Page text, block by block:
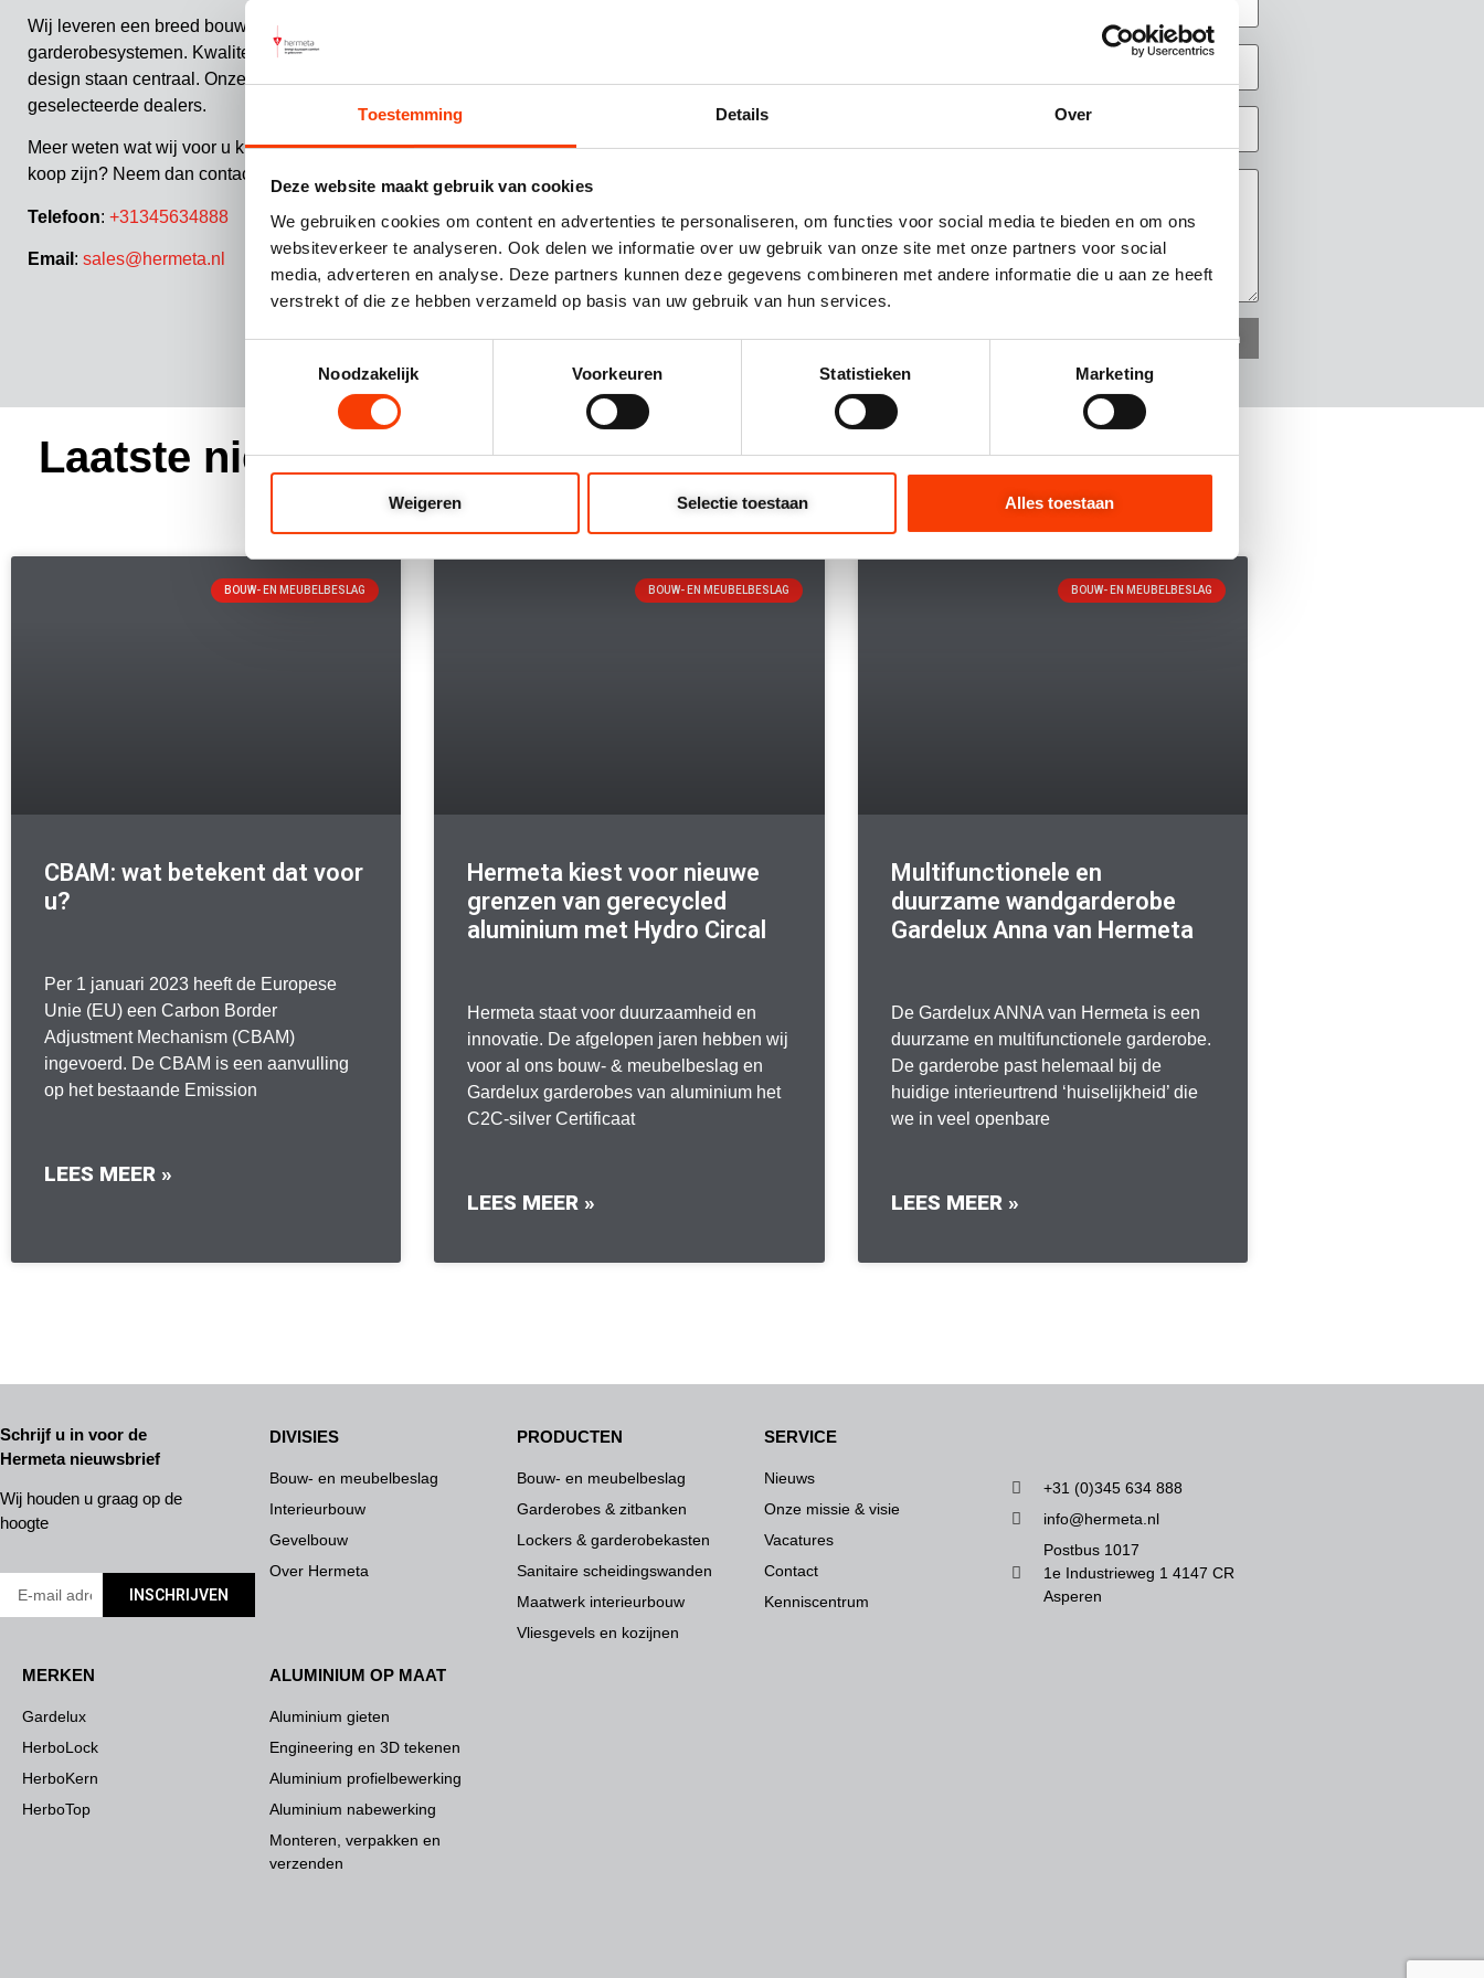
Toestemming Details Over
Deze website maakt gebruik van cookies
We gebruiken cookies om content en advertenties te personaliseren, om functies voor social media te bieden en om ons
websiteverkeer te analyseren. Ook delen we informatie over uw gebruik van onze site met onze partners voor social
media, adverteren en analyse. Deze partners kunnen deze gegevens combineren met andere informatie die u aan ze heeft
verstrekt of die ze hebben verzameld op basis van uw gebruik van hun services.
Noodzakelijk
Voorkeuren Statistieken Marketing
Weigeren Selectie toestaan Alles toestaan
Wij leveren een breed bouw- en meubelbeslag en Gardelux ®
garderobesystemen. Kwaliteit, comfort, duurzaamheid en functioneel
design staan centraal. Onze producten worden verkocht via
geselecteerde dealers.
Meer weten wat wij voor u kunnen betekenen of waar onze producten te
koop zijn? Neem dan contact op of vraag meer informatie aan.
Telefoon: +31345634888
Email : sales@hermeta.nl
Laatste nieuws en projecten
BOUW- EN MEUBELBESLAG
CBAM: wat betekent dat voor
u?
Per 1 januari 2023 heeft de Europese
Unie (EU) een Carbon Border
Adjustment Mechanism (CBAM)
ingevoerd. De CBAM is een aanvulling
op het bestaande Emission
LEES MEER »
BOUW- EN MEUBELBESLAG
Hermeta kiest voor nieuwe
grenzen van gerecycled
aluminium met Hydro Circal
Hermeta staat voor duurzaamheid en
innovatie. De afgelopen jaren hebben wij
voor al ons bouw- & meubelbeslag en
Gardelux garderobes van aluminium het
C2C-silver Certificaat
LEES MEER »
BOUW- EN MEUBELBESLAG
Multifunctionele en
duurzame wandgarderobe
Gardelux Anna van Hermeta
De Gardelux ANNA van Hermeta is een
duurzame en multifunctionele garderobe.
De garderobe past helemaal bij de
huidige interieurtrend ‘huiselijkheid’ die
we in veel openbare
LEES MEER »
Schrijf u in voor de
Hermeta nieuwsbrief
Wij houden u graag op de
hoogte
INSCHRIJVEN
DIVISIES
Bouw- en meubelbeslag
Interieurbouw
Gevelbouw
Over Hermeta
PRODUCTEN
Bouw- en meubelbeslag
Garderobes & zitbanken
Lockers & garderobekasten
Sanitaire scheidingswanden
Maatwerk interieurbouw
Vliesgevels en kozijnen
SERVICE
Nieuws
Onze missie & visie
Vacatures
Contact
Kenniscentrum
+31 (0)345 634 888
info@hermeta.nl
Postbus 1017
1e Industrieweg 1 4147 CR
Asperen
MERKEN
Gardelux
HerboLock
HerboKern
HerboTop
ALUMINIUM OP MAAT
Aluminium gieten
Engineering en 3D tekenen
Aluminium profielbewerking
Aluminium nabewerking
Monteren, verpakken en
verzenden